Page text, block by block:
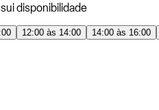
disponibilidade
12:00 às 14:00 14:00 às 16:00